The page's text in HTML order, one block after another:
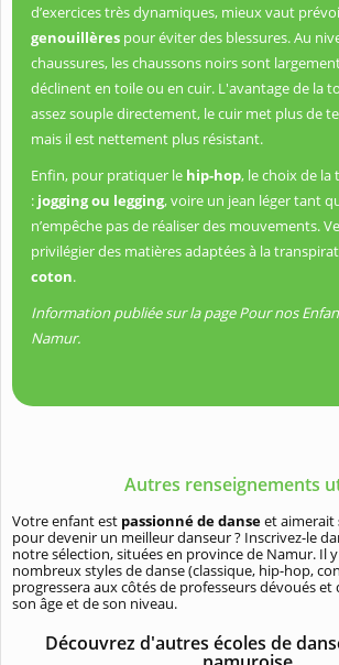
d’exercices très dynamiques, mieux vaut
genouillères pour éviter des blessures. Au
chaussures, les chaussons noirs sont
déclinent en toile ou en cuir. L'avantage de la
assez souple directement, le cuir met plus de
mais il est nettement plus résistant.
Enfin, pour pratiquer le hip-hop, le choix de
: jogging ou legging, voire un jean léger tant
n’empêche pas de réaliser des mouvements.
privilégier des matières adaptées à la
coton.
Information publiée sur la page Pour nos
Namur.
Autres renseignements
Votre enfant est passionné de danseet aimerait
pour devenir un meilleur danseur ? Inscrivez-le
notre sélection, situées en province de Namur. Il
nombreux styles de danse (classique, hip-hop,
progressera aux côtés de professeurs dévoués
son âge et de son niveau.
Découvrez d'autres écoles de